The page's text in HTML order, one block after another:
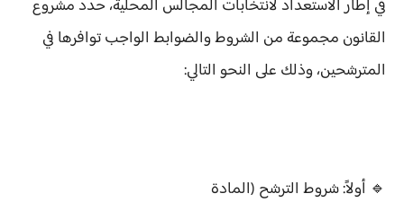
في إطار الاستعداد لانتخابات المجالس المحلية، حدد مشروع
القانون مجموعة من الشروط والضوابط الواجب توافرها في
المترشحين، وذلك على النحو التالي:
🔹 أولاً: شروط الترشح (المادة